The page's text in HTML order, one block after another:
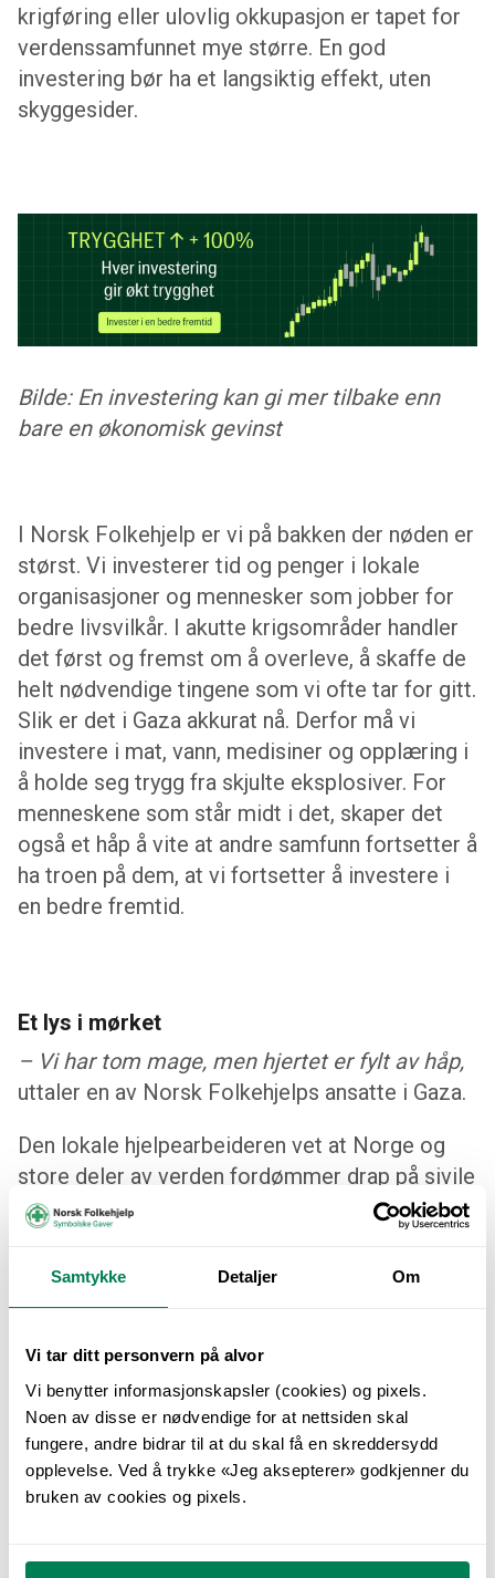
Samtykke Detaljer Om
Vi tar ditt personvern på alvor
Vi benytter informasjonskapsler (cookies) og pixels.
Noen av disse er nødvendige for at nettsiden skal
fungere, andre bidrar til at du skal få en skreddersydd
opplevelse. Ved å trykke «Jeg aksepterer» godkjenner du
bruken av cookies og pixels.
krigføring eller ulovlig okkupasjon er tapet for
verdenssamfunnet mye større. En god
investering bør ha et langsiktig effekt, uten
skyggesider.
Bilde: En investering kan gi mer tilbake enn
bare en økonomisk gevinst
I Norsk Folkehjelp er vi på bakken der nøden er
størst. Vi investerer tid og penger i lokale
organisasjoner og mennesker som jobber for
bedre livsvilkår. I akutte krigsområder handler
det først og fremst om å overleve, å skaffe de
helt nødvendige tingene som vi ofte tar for gitt.
Slik er det i Gaza akkurat nå. Derfor må vi
investere i mat, vann, medisiner og opplæring i
å holde seg trygg fra skjulte eksplosiver. For
menneskene som står midt i det, skaper det
også et håp å vite at andre samfunn fortsetter å
ha troen på dem, at vi fortsetter å investere i
en bedre fremtid.
Et lys i mørket
– Vi har tom mage, men hjertet er fylt av håp,
uttaler en av Norsk Folkehjelps ansatte i Gaza.
Den lokale hjelpearbeideren vet at Norge og
store deler av verden fordømmer drap på sivile
i Gaza, men han sier at tiden for uttalelser er
forbi. Hvis du virkelig mener det du sier, må det
oversettes til handling. Å kjøpe en
Folkehjelpaksje er en enkel handling, men det
I Gaza og andre deler av verden kan
investeringen handle om å bygge opp samfunn
etter krig og konflikt, eller å trygge områder
der det ikke lenger pågår kamper.
oppgaver nå. Når frontlinjen flytter seg i det